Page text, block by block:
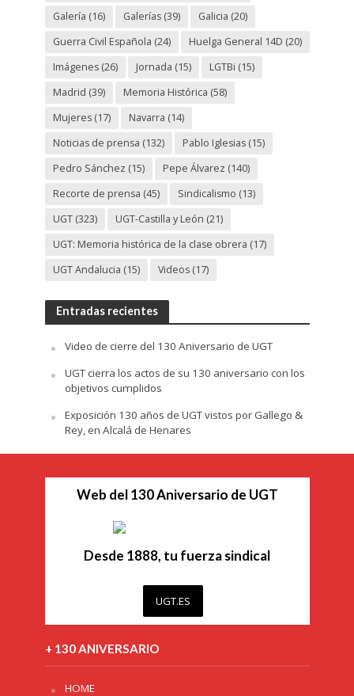
Galería (16) Galerías(39) Galicia (20)
Guerra Civil Española (24) Huelga General 14D (20)
Imágenes(26) Jornada (15) LGTBi (15)
Madrid (39) Memoria Histórica (58)
Mujeres(17) Navarra (14)
Noticias de prensa (132) Pablo Iglesias(15)
Pedro Sánchez (15) Pepe Álvarez (140)
Recorte de prensa (45) Sindicalismo (13)
UGT(323) UGT-Castilla y León (21)
UGT: Memoria histórica de la clase obrera (17)
UGT Andalucia (15) Videos(17)
Entradas recientes
Video de cierre del 130 Aniversario de UGT
UGT cierra los actos de su 130 aniversario con los
objetivos cumplidos
Exposición 130 años de UGT vistos por Gallego &
Rey, en Alcalá de Henares
Web del 130 Aniversario de UGT
Desde 1888, tu fuerza sindical
UGT.ES
+ 130 ANIVERSARIO
HOME